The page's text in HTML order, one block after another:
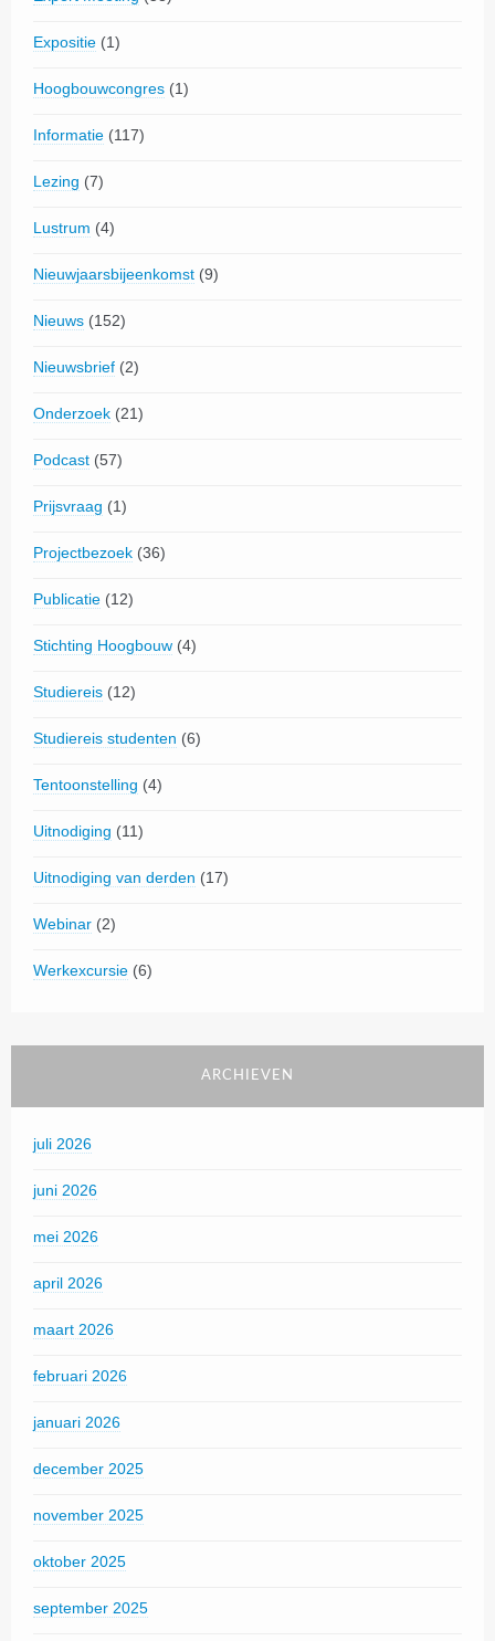
Expositie (1)
Hoogbouwcongres (1)
Informatie (117)
Lezing (7)
Lustrum (4)
Nieuwjaarsbijeenkomst (9)
Nieuws (152)
Nieuwsbrief (2)
Onderzoek (21)
Podcast (57)
Prijsvraag (1)
Projectbezoek (36)
Publicatie (12)
Stichting Hoogbouw (4)
Studiereis (12)
Studiereis studenten (6)
Tentoonstelling (4)
Uitnodiging (11)
Uitnodiging van derden (17)
Webinar (2)
Werkexcursie (6)
ARCHIEVEN
juli 2026
juni 2026
mei 2026
april 2026
maart 2026
februari 2026
januari 2026
december 2025
november 2025
oktober 2025
september 2025